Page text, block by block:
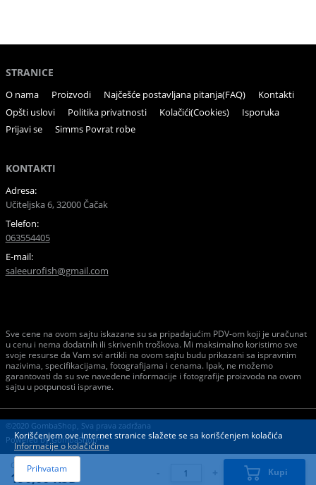
STRANICE
O nama Proizvodi Najčešće postavljana pitanja(FAQ)
Kontakti
Opšti uslovi
Politika privatnosti Kolačići(Cookies)
Isporuka
Prijavi se
Simms Povrat robe
KONTAKTI
Adresa:
Učiteljska 6, 32000 Čačak
Telefon:
063554405
E-mail:
saleeurofish@gmail.com
Sve cene na ovom sajtu iskazane su sa pripadajućim PDV-om koji je uračunat
u cenu i nema dodatnih ili skrivenih troškova. Mi maksimalno koristimo sve
svoje resurse da Vam svi artikli na ovom sajtu budu prikazani sa ispravnim
nazivima, specifikacijama, fotografijama i cenama. Ipak, ne možemo
garantovati da su sve navedene informacije i fotografije proizvoda na ovom
sajtu u potpunosti ispravne.
©2020 GombaShop, Sva prava zadržana
Powered byGombaShop™
Cena:
190,00 RSD - + Kupi
Korišćenjem ove internet stranice slažete se sa korišćenjem kolačića
Informacije o kolačićima
Prihvatam